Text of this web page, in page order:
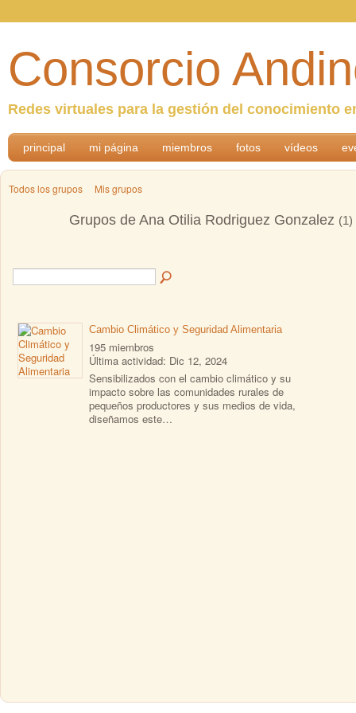
Consorcio
Redes virtuales para la gestión del conocimiento
principal mi página miembros fotos vídeos
Todos los grupos Mis grupos
Grupos de Ana Otilia Rodriguez Gonzalez (1)
Cambio Climático y Seguridad Alimentaria
195 miembros
Última actividad: Dic 12, 2024
Sensibilizados con el cambio climático y su
impacto sobre las comunidades rurales de
pequeños productores y sus medios de vida,
diseñamos este…